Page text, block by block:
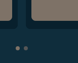
顯示 cmp-
顯示 cmp-